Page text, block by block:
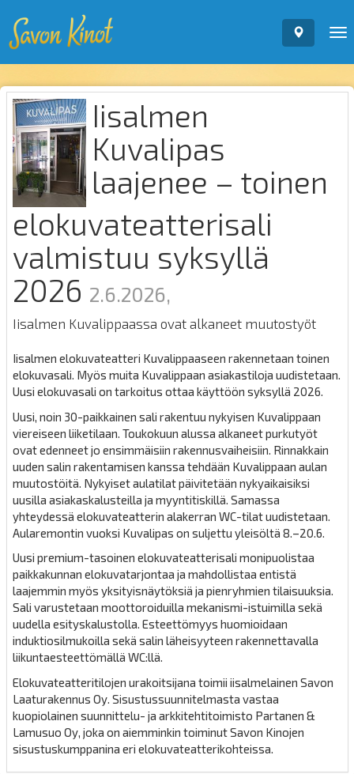
Iisalmen
Kuvalipas
laajenee – toinen
elokuvateatterisali
valmistuu syksyllä
2026 2.6.2026,
Iisalmen Kuvalippaassa ovat alkaneet muutostyöt
Iisalmen elokuvateatteri Kuvalippaaseen rakennetaan toinen
elokuvasali. Myös muita Kuvalippaan asiakastiloja uudistetaan.
Uusi elokuvasali on tarkoitus ottaa käyttöön syksyllä 2026.
Uusi, noin 30-paikkainen sali rakentuu nykyisen Kuvalippaan
viereiseen liiketilaan. Toukokuun alussa alkaneet purkutyöt
ovat edenneet jo ensimmäisiin rakennusvaiheisiin. Rinnakkain
uuden salin rakentamisen kanssa tehdään Kuvalippaan aulan
muutostöitä. Nykyiset aulatilat päivitetään nykyaikaisiksi
uusilla asiakaskalusteilla ja myyntitiskillä. Samassa
yhteydessä elokuvateatterin alakerran WC-tilat uudistetaan.
Aularemontin vuoksi Kuvalipas on suljettu yleisöltä 8.–20.6.
Uusi premium-tasoinen elokuvateatterisali monipuolistaa
paikkakunnan elokuvatarjontaa ja mahdollistaa entistä
laajemmin myös yksityisnäytöksiä ja pienryhmien tilaisuuksia.
Sali varustetaan moottoroiduilla mekanismi-istuimilla sekä
uudella esityskalustolla. Esteettömyys huomioidaan
induktiosilmukoilla sekä salin läheisyyteen rakennettavalla
liikuntaesteettömällä WC:llä.
Elokuvateatteritilojen urakoitsijana toimii iisalmelainen Savon
Laaturakennus Oy. Sisustussuunnitelmasta vastaa
kuopiolainen suunnittelu- ja arkkitehtitoimisto Partanen &
Lamusuo Oy, joka on aiemminkin toiminut Savon Kinojen
sisustuskumppanina eri elokuvateatterikohteissa.